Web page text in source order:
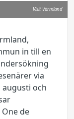
Visit Värmland
in till en
via
och
de